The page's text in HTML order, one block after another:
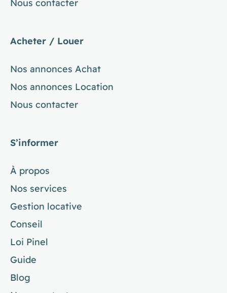
Nous contacter
Acheter / Louer
Nos annonces Achat
Nos annonces Location
Nous contacter
S’informer
À propos
Nos services
Gestion locative
Conseil
Loi Pinel
Guide
Blog